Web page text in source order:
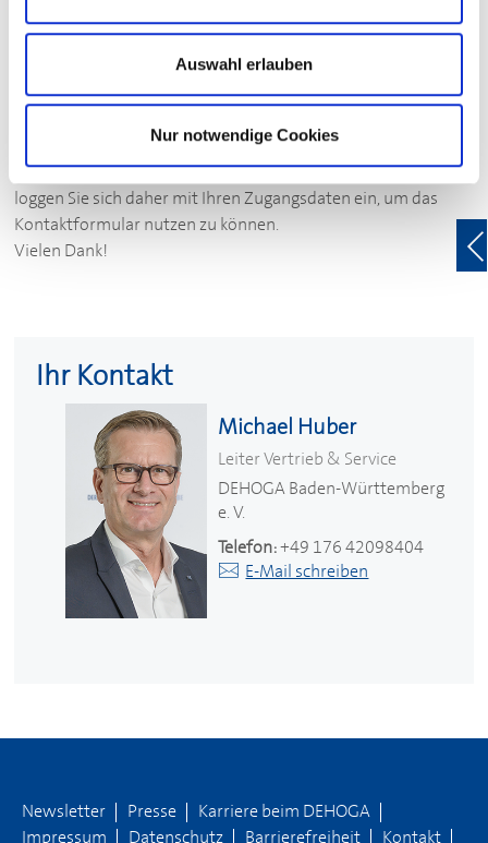
Auswahl erlauben
Nur notwendige Cookies
Ihre Kontaktmöglichkeit zu diesem
DEHOGA
Das Kontakformular ist nur für Mitglieder zugänglich. Bitte
loggen Sie sich daher mit Ihren Zugangsdaten ein, um das
Kontaktformular nutzen zu können.
Vielen Dank!
Ihr Kontakt
Michael Huber
Leiter Vertrieb & Service
DEHOGABaden-Württemberg
e. V.
Telefon:+49 176 42098404
E-Mail schreiben
Newsletter Presse Karriere beim DEHOGA
Impressum
Datenschutz Barrierefreiheit Kontakt